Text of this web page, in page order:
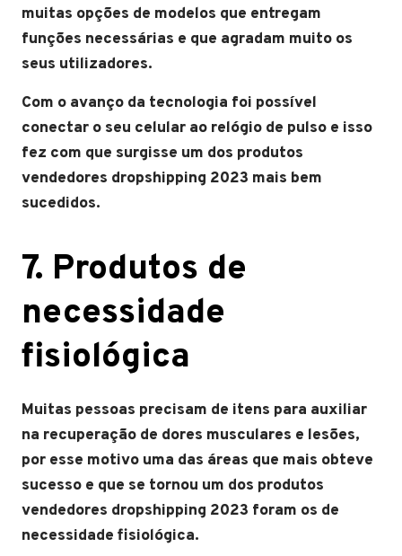
muitas opções de modelos que entregam
funções necessárias e que agradam muito os
seus utilizadores.
Com o avanço da tecnologia foi possível
conectar o seu celular ao relógio de pulso e isso
fez com que surgisse um dos produtos
vendedores dropshipping 2023 mais bem
sucedidos.
7. Produtos de
necessidade
fisiológica
Muitas pessoas precisam de itens para auxiliar
na recuperação de dores musculares e lesões,
por esse motivo uma das áreas que mais obteve
sucesso e que se tornou um dos produtos
vendedores dropshipping 2023 foram os de
necessidade fisiológica.